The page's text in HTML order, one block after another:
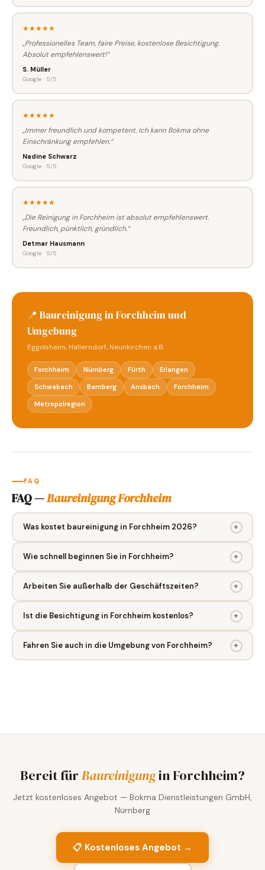
★★★★★
„Professionelles Team, faire Preise, kostenlose Besichtigung.
Absolut empfehlenswert!“
S. Müller
Google · 5/5
★★★★★
„Immer freundlich und kompetent. Ich kann Bokma ohne
Einschränkung empfehlen.“
Nadine Schwarz
Google · 5/5
★★★★★
„Die Reinigung in Forchheim ist absolut empfehlenswert.
Freundlich, pünktlich, gründlich.“
Detmar Hausmann
Google · 5/5
📍 Baureinigung in Forchheim und
Umgebung
Eggolsheim, Hallerndorf, Neunkirchen a.B.
Forchheim Nürnberg Fürth Erlangen
Schwabach Bamberg Ansbach Forchheim
Metropolregion
FAQ
FAQ —Baureinigung Forchheim
Was kostet baureinigung in Forchheim 2026? +
Wie schnell beginnen Sie in Forchheim? +
Arbeiten Sie außerhalb der Geschäftszeiten? +
Ist die Besichtigung in Forchheim kostenlos? +
Fahren Sie auch in die Umgebung von Forchheim? +
Bereit für Baureinigungin Forchheim?
Jetzt kostenloses Angebot — Bokma Dienstleistungen GmbH,
Nürnberg
📋 Kostenloses Angebot →